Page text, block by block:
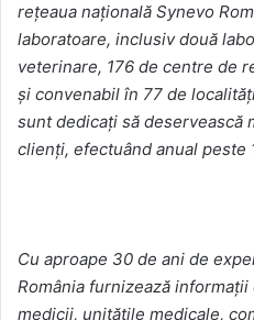
rețeaua națională Synevo
laboratoare, inclusiv două
veterinare, 176 de centre de
și convenabil în 77 de
sunt dedicați să deservească
clienți, efectuând anual peste
Cu aproape 30 de ani de
România furnizează
medicii, unitățile medicale,